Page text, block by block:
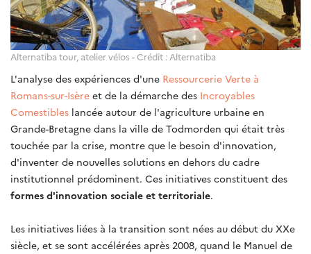
Alternatiba tour, atelier vélos - Crédit : Alternatiba
L'analyse des expériences d'une Ressourcerie Verte à
Romans-sur-Isère et de la démarche des Incroyables
Comestibles lancée autour de l'agriculture urbaine en
Grande-Bretagne dans la ville de Todmorden qui était très
touchée par la crise, montre que le besoin d'innovation,
d'inventer de nouvelles solutions en dehors du cadre
institutionnel prédominent. Ces initiatives constituent des
formes d'innovation sociale et territoriale.
Les initiatives liées à la transition sont nées au début du XXe
siècle, et se sont accélérées après 2008, quand le Manuel de